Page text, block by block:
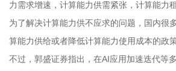
力需求增速，计算能力供需紧张，计算能力
为了解决计算能力供不应求的问题，国内很
算能力供给或者降低计算能力使用成本的政策
不过，郭盛证券指出，在AI应用加速迭代等